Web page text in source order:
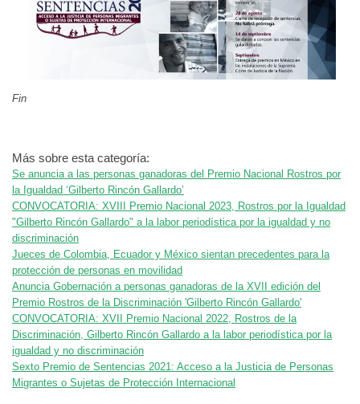
Fin
Más sobre esta categoría:
Se anuncia a las personas ganadoras del Premio Nacional Rostros por
la Igualdad ‘Gilberto Rincón Gallardo’
CONVOCATORIA: XVIII Premio Nacional 2023, Rostros por la Igualdad
"Gilberto Rincón Gallardo" a la labor periodística por la igualdad y no
discriminación
Jueces de Colombia, Ecuador y México sientan precedentes para la
protección de personas en movilidad
Anuncia Gobernación a personas ganadoras de la XVII edición del
Premio Rostros de la Discriminación 'Gilberto Rincón Gallardo'
CONVOCATORIA: XVII Premio Nacional 2022, Rostros de la
Discriminación, Gilberto Rincón Gallardo a la labor periodística por la
igualdad y no discriminación
Sexto Premio de Sentencias 2021: Acceso a la Justicia de Personas
Migrantes o Sujetas de Protección Internacional